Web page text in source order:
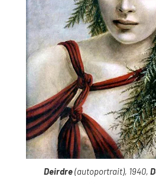
Deirdre(autoportrait), 1940,